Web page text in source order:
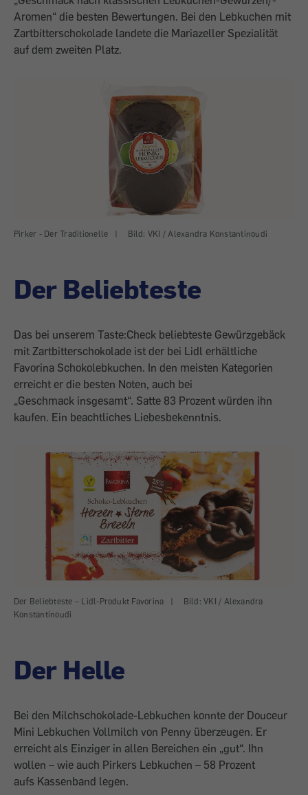
Aromen“ die besten Bewertungen. Bei den Lebkuchen mit
Zartbitterschokolade landete die Mariazeller Spezialität
auf dem zweiten Platz.
Pirker - Der Traditionelle | Bild: VKI / Alexandra Konstantinoudi
Der Beliebteste
Das bei unserem Taste:Check beliebteste Gewürzgebäck
mit Zartbitterschokolade ist der bei Lidl erhältliche
Favorina Schokolebkuchen. In den meisten Kategorien
erreicht er die besten Noten, auch bei
„Geschmack insgesamt“. Satte 83 Prozent würden ihn
kaufen. Ein beachtliches Liebesbekenntnis.
Der Beliebteste – Lidl-Produkt Favorina |
Bild: VKI / Alexandra
Konstantinoudi
Der Helle
Bei den Milchschokolade-Lebkuchen konnte der Douceur
Mini Lebkuchen Vollmilch von Penny überzeugen. Er
erreicht als Einziger in allen Bereichen ein „gut“. Ihn
wollen – wie auch Pirkers Lebkuchen – 58 Prozent
aufs Kassenband legen.